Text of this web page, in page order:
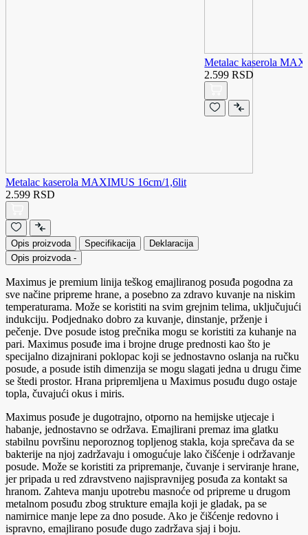
Metalac kaserola MAXIMUS 16cm/1,6lit
2.599 RSD
Metalac kaserola
2.599 RSD
Opis proizvoda Specifikacija
Deklaracija
Opis proizvoda -
Maximus je premium linija teškog emajliranog posuđa pogodna za
sve načine pripreme hrane, a posebno za zdravo kuvanje na niskim
temperaturama. Može se koristiti na svim grejnim telima, uključujući
indukciju. Podjednako dobro za kuvanje, dinstanje, prženje i
pečenje. Dve posude istog prečnika mogu se koristiti za kuhanje na
pari. Maximus posuđe ima i brojne druge prednosti kao što je
specijalno dizajnirani poklopac koji se jednostavno oslanja na ručku
posude, a posude istih dimenzija se mogu slagati jedna u drugu čime
se štedi prostor. Hrana pripremljena u Maximus posuđu dugo ostaje
topla, čuvajući okus i miris.
Maximus posuđe je dugotrajno, otporno na hemijske utjecaje i
habanje, jednostavno se održava. Emajlirani premaz ima glatku
stabilnu površinu neporoznog topljenog stakla, koja sprečava da se
bakterije na njoj zadržavaju i omogućuje lako čišćenje i održavanje
posude. Može se koristiti za pripremanje, čuvanje i serviranje hrane,
jer pripada u red zdravstveno najispravnijeg posuđa za kontakt sa
hranom. Zahteva manju upotrebu masnoće od pripreme u drugom
metalnom posuđu zbog strukture emajla koji je gladak, pa se
namirnice manje lepe za dno posude. Ako je čišćenje redovno i
ispravno, emajlirano posuđe dugo zadržava sjaj i boju.